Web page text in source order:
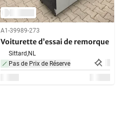
A1-39989-273
Voiturette d’essai de remorque
Sittard,NL
Pas de Prix de Réserve